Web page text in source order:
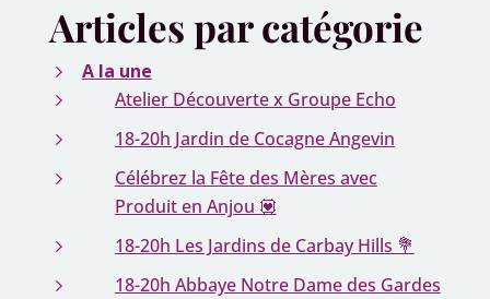
Articles par catégorie
A la une
Atelier Découverte x Groupe Echo
18-20h Jardin de Cocagne Angevin
Célébrez la Fête des Mères avec
Produit en Anjou 💟
18-20h Les Jardins de Carbay Hills 💐
18-20h Abbaye Notre Dame des Gardes